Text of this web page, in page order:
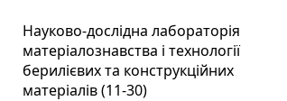
Науково-дослідна лабораторія
матеріалознавства і технології
берилієвих та конструкційних
матеріалів (11-30)